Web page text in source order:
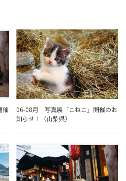
催
06-08月 写真展「こねこ」開催のお
知らせ！（山梨県）